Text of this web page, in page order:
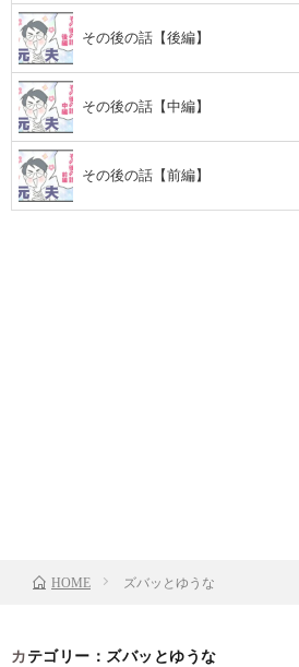
その後の話【後編】
その後の話【中編】
その後の話【前編】
HOME ズバッとゆうな
カテゴリー：ズバッとゆうな